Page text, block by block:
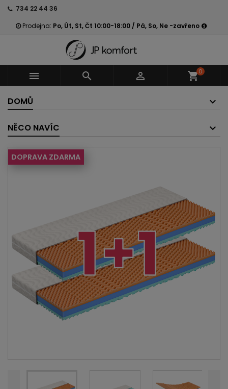
734 22 44 36
Prodejna: Po, Út, St, Čt 10:00-18:00 / Pá, So, Ne -zavřeno
   shopping_cart0
DOMŮ
NĚCO NAVÍC
DOPRAVA ZDARMA